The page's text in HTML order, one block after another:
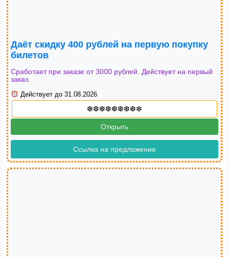
Даёт скидку 400 рублей на первую покупку
билетов
Сработает при заказе от 3000 рублей. Действует на первый
заказ.
Действует до 31.08.2026
Открыть
Ссылка на предложение